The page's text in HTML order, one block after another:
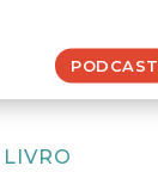
PODCAST
LIVRO